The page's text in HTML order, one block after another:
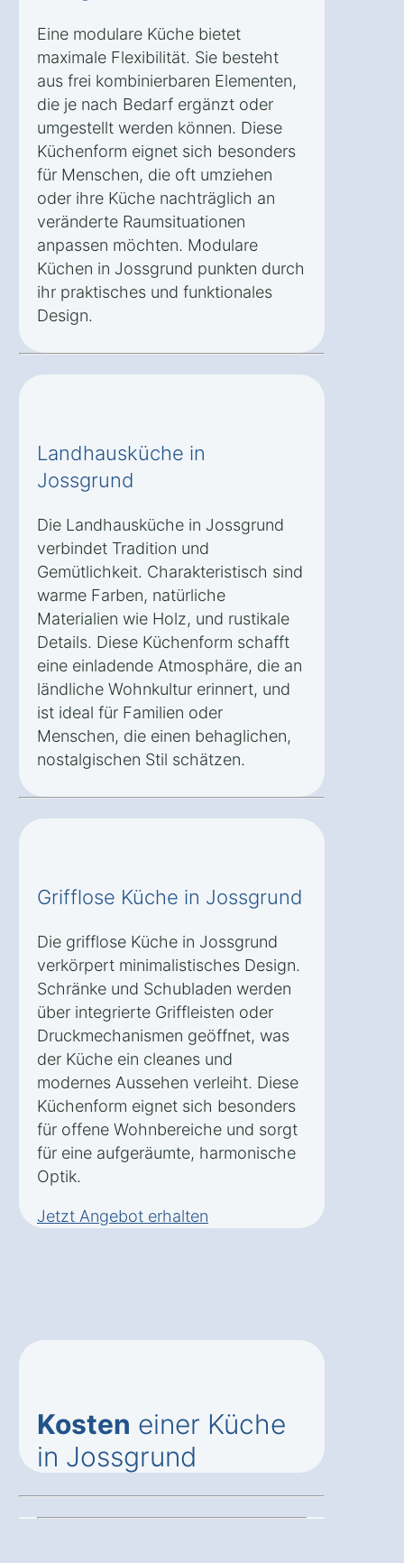
Eine modulare Küche bietet
maximale Flexibilität. Sie besteht
aus frei kombinierbaren Elementen,
die je nach Bedarf ergänzt oder
umgestellt werden können. Diese
Küchenform eignet sich besonders
für Menschen, die oft umziehen
oder ihre Küche nachträglich an
veränderte Raumsituationen
anpassen möchten. Modulare
Küchen in Jossgrund punkten durch
ihr praktisches und funktionales
Design.
Landhausküche in
Jossgrund
Die Landhausküche in Jossgrund
verbindet Tradition und
Gemütlichkeit. Charakteristisch sind
warme Farben, natürliche
Materialien wie Holz, und rustikale
Details. Diese Küchenform schafft
eine einladende Atmosphäre, die an
ländliche Wohnkultur erinnert, und
ist ideal für Familien oder
Menschen, die einen behaglichen,
nostalgischen Stil schätzen.
Grifflose Küche in Jossgrund
Die grifflose Küche in Jossgrund
verkörpert minimalistisches Design.
Schränke und Schubladen werden
über integrierte Griffleisten oder
Druckmechanismen geöffnet, was
der Küche ein cleanes und
modernes Aussehen verleiht. Diese
Küchenform eignet sich besonders
für offene Wohnbereiche und sorgt
für eine aufgeräumte, harmonische
Optik.
Jetzt Angebot erhalten
Kosten einer Küche
in Jossgrund